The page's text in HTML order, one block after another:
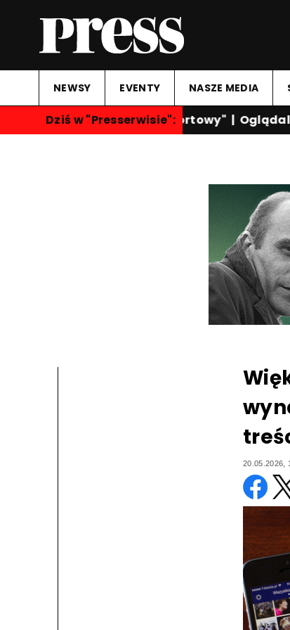
NEWSY EVENTY NASZE MEDIA
Dziś w "Presserwisie":
"Przegląd Sportowy"|
20.05.2026,